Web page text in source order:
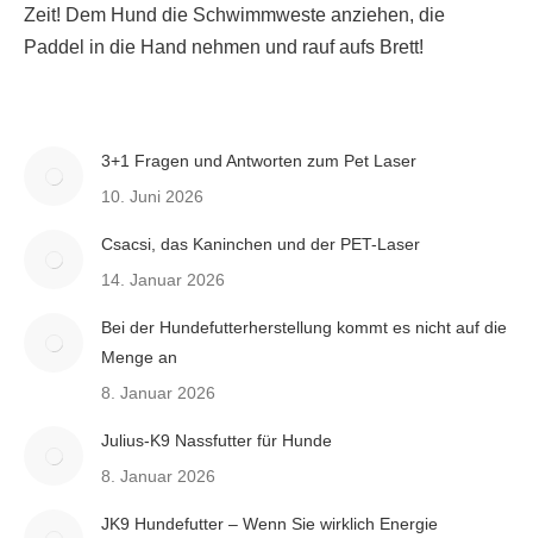
Zeit! Dem Hund die Schwimmweste anziehen, die
Paddel in die Hand nehmen und rauf aufs Brett!
3+1 Fragen und Antworten zum Pet Laser
10. Juni 2026
Csacsi, das Kaninchen und der PET-Laser
14. Januar 2026
Bei der Hundefutterherstellung kommt es nicht auf die
Menge an
8. Januar 2026
Julius-K9 Nassfutter für Hunde
8. Januar 2026
JK9 Hundefutter – Wenn Sie wirklich Energie